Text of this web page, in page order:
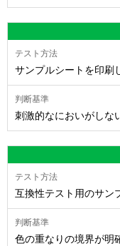
サンプルシートを印刷
刺激的なにおいがしな
互換性テスト用のサン
色の重なりの境界が明